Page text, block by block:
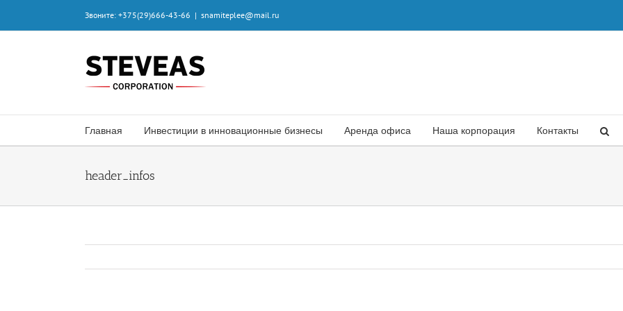
Звоните: +375(29)666-43-66 | snamiteplee@mail.ru
Главная Инвестиции в инновационные бизнесы Аренда офиса Наша корпорация Контакты
header_infos